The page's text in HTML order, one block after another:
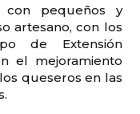
con pequeños y
artesano, con los
de Extensión
el mejoramiento
queseros en las